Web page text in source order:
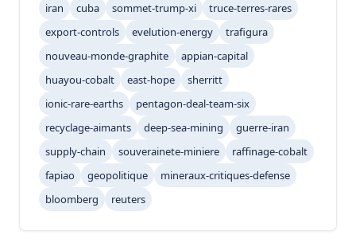
iran
cuba sommet-trump-xi
truce-terres-rares
export-controls
evelution-energy
trafigura
nouveau-monde-graphite
appian-capital
huayou-cobalt
east-hope
sherritt
ionic-rare-earths
pentagon-deal-team-six
recyclage-aimants
deep-sea-mining
guerre-iran
supply-chain
souverainete-miniere
raffinage-cobalt
fapiao
geopolitique
mineraux-critiques-defense
bloomberg
reuters